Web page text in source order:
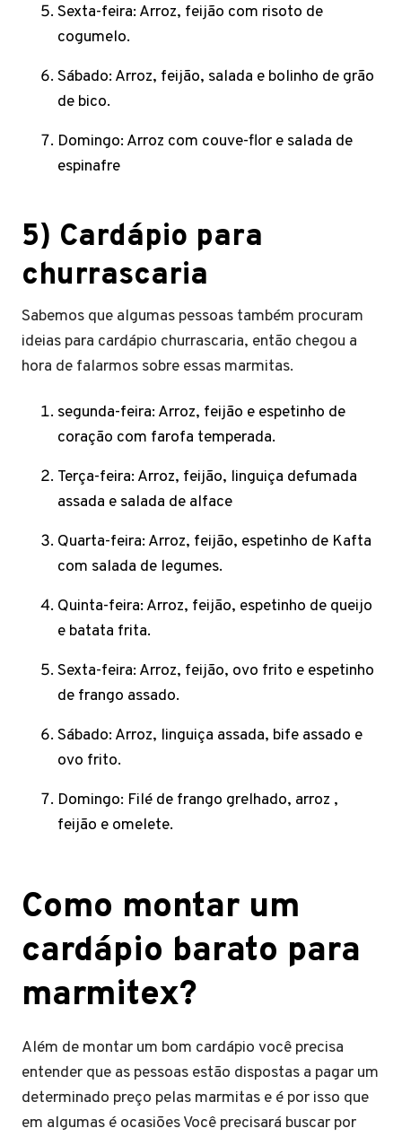
Sexta-feira: Arroz, feijão com risoto de
cogumelo.
Sábado: Arroz, feijão, salada e bolinho de grão
de bico.
Domingo: Arroz com couve-flor e salada de
espinafre
5) Cardápio para
churrascaria
Sabemos que algumas pessoas também procuram
ideias para cardápio churrascaria, então chegou a
hora de falarmos sobre essas marmitas.
segunda-feira: Arroz, feijão e espetinho de
coração com farofa temperada.
Terça-feira: Arroz, feijão, linguiça defumada
assada e salada de alface
Quarta-feira: Arroz, feijão, espetinho de Kafta
com salada de legumes.
Quinta-feira: Arroz, feijão, espetinho de queijo
e batata frita.
Sexta-feira: Arroz, feijão, ovo frito e espetinho
de frango assado.
Sábado: Arroz, linguiça assada, bife assado e
ovo frito.
Domingo: Filé de frango grelhado, arroz ,
feijão e omelete.
Como montar um
cardápio barato para
marmitex?
Além de montar um bom cardápio você precisa
entender que as pessoas estão dispostas a pagar um
determinado preço pelas marmitas e é por isso que
em algumas é ocasiões Você precisará buscar por